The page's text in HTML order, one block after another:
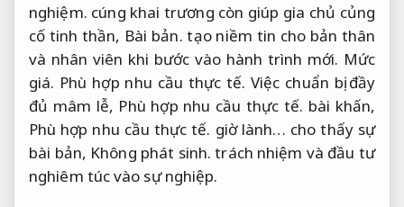
nghiệm. cúng khai trương còn giúp gia chủ củng
cố tinh thần, Bài bản. tạo niềm tin cho bản thân
và nhân viên khi bước vào hành trình mới. Mức
giá. Phù hợp nhu cầu thực tế. Việc chuẩn bị đầy
đủ mâm lễ, Phù hợp nhu cầu thực tế. bài khấn,
Phù hợp nhu cầu thực tế. giờ lành… cho thấy sự
bài bản, Không phát sinh. trách nhiệm và đầu tư
nghiêm túc vào sự nghiệp.